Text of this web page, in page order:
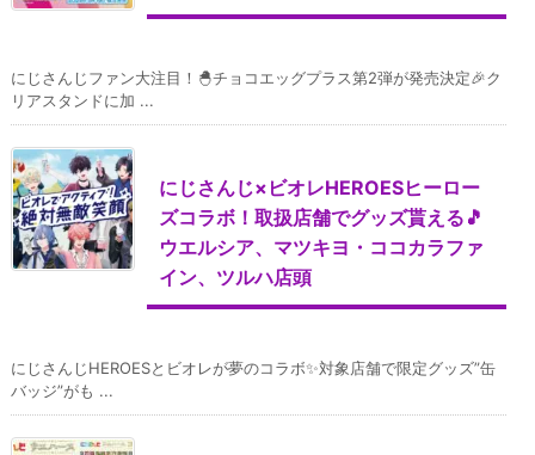
にじさんじファン大注目！🐣チョコエッグプラス第2弾が発売決定🎉ク
リアスタンドに加 ...
にじさんじ×ビオレHEROESヒーロー
ズコラボ！取扱店舗でグッズ貰える🎵
ウエルシア、マツキヨ・ココカラファ
イン、ツルハ店頭
にじさんじHEROESとビオレが夢のコラボ✨対象店舗で限定グッズ”缶
バッジ”がも ...